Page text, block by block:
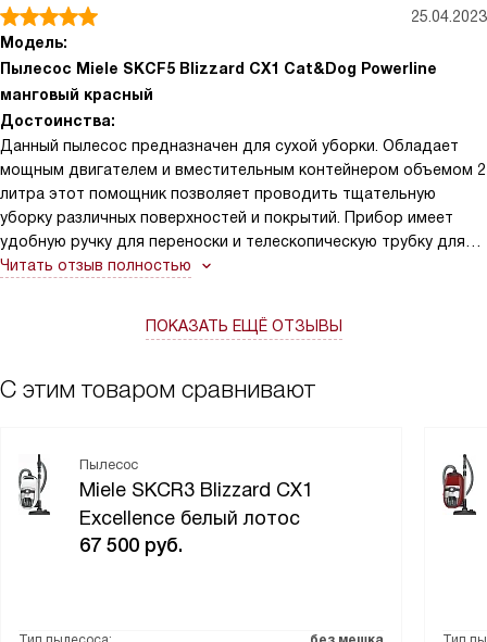
25.04.2023
Модель:
Пылесос Miele SKCF5 Blizzard CX1 Cat&Dog Powerline
манговый красный
Достоинства:
Данный пылесос предназначен для сухой уборки. Обладает
мощным двигателем и вместительным контейнером объемом 2
литра этот помощник позволяет проводить тщательную
уборку различных поверхностей и покрытий. Прибор имеет
удобную ручку для переноски и телескопическую трубку для
настройки индивидуальной рабочей высоты, что очень
опорожнить одним нажатием на кнопку. Регулятор мощности
переключателя можно изменить режим: гладкие ковровые
от 10 мкм и меньше, ну и конечно может задерживать и более
крупные частицы пуха, пыли. В семье, где есть домашние
животные просто необходим Miele с говорящим названием
Cat&Dog, который отлично справляется со своими функциями
по вычистке квартиры от шерсти животных.
Читать отзыв полностью
ПОКАЗАТЬ ЕЩЁ ОТЗЫВЫ
С этим товаром сравнивают
Пылесос
Miele SKCR3 Blizzard CX1
Excellence белый лотос
67 500 руб.